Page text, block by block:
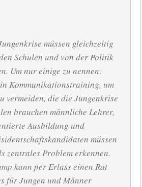
müssen gleichzeitig
Schulen und von der Politik
Um nur einige zu nennen:
Kommunikationstraining, um
vermeiden, die die Jungenkrise
brauchen männliche Lehrer,
Ausbildung und
müssen
zentrales Problem erkennen.
kann per Erlass einen Rat
für Jungen und Männer